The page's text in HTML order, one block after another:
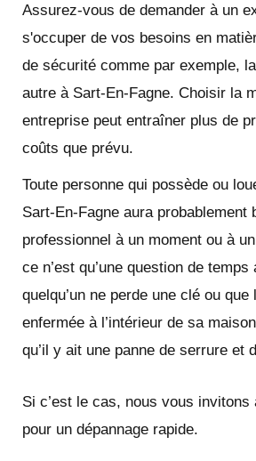
Assurez-vous de demander à un
s'occuper de vos besoins en
de sécurité comme par exemple,
autre à Sart-En-Fagne. Choisir la
entreprise peut entraîner plus de
coûts que prévu.
Toute personne qui possède ou
Sart-En-Fagne aura probablement
professionnel à un moment ou à
ce n’est qu’une question de temps
quelqu’un ne perde une clé ou
enfermée à l’intérieur de sa
qu’il y ait une panne de serrure et
Si c’est le cas, nous vous
pour un dépannage rapide.